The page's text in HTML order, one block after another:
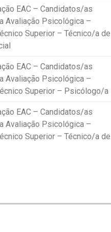
EAC – Candidatos/as
Avaliação Psicológica –
Superior – Técnico/a de
EAC – Candidatos/as
Avaliação Psicológica –
Superior – Psicólogo/a
EAC – Candidatos/as
Avaliação Psicológica –
Superior – Técnico/a de